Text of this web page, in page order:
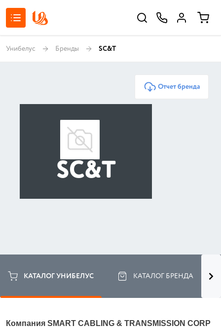
Унибелус Бренды SC&T
Отчет бренда
SC&T
КАТАЛОГ УНИБЕЛУС КАТАЛОГ БРЕНДА
Компания SMART CABLING & TRANSMISSION CORP